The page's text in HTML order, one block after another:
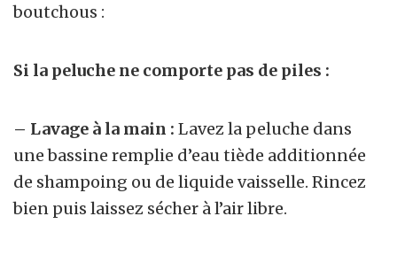
boutchous :
Si la peluche ne comporte pas de piles :
– Lavage à la main : Lavez la peluche dans
une bassine remplie d’eau tiède additionnée
de shampoing ou de liquide vaisselle. Rincez
bien puis laissez sécher à l’air libre.